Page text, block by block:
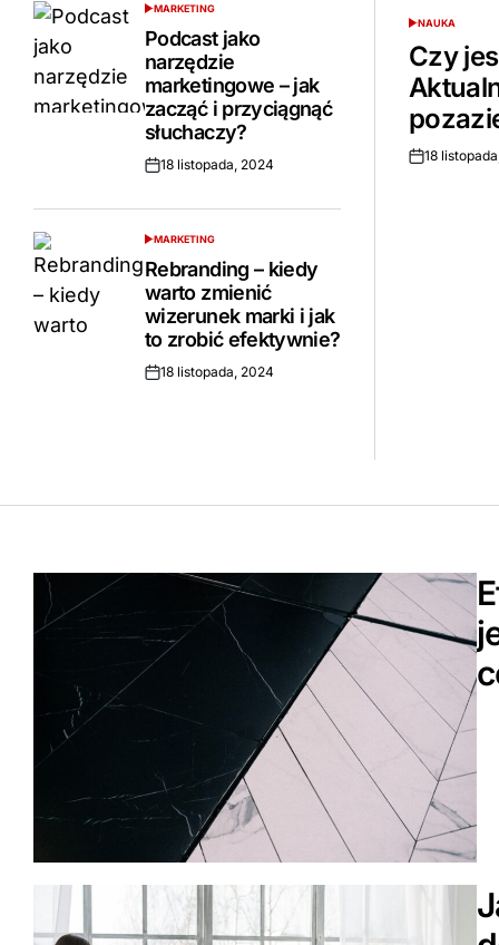
POSTED
NAUKA
Czy
Opublikowano
18
POSTED
IN
MARKETING
Podcast jako
narzędzie
marketingowe – jak
zacząć i przyciągnąć
słuchaczy?
Opublikowano
18 listopada, 2024
POSTED
IN
MARKETING
Rebranding – kiedy
warto zmienić
wizerunek marki i jak
to zrobić efektywnie?
Opublikowano
18 listopada, 2024